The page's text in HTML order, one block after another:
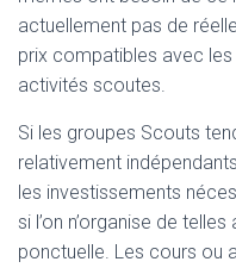
actuellement pas de
prix compatibles avec
activités scoutes.
Si les groupes Scouts
relativement
les investissements
si l’on n’organise de
ponctuelle. Les cours ou